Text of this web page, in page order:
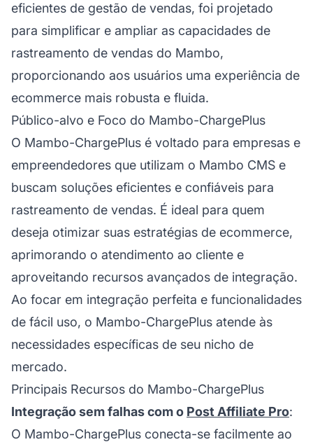
eficientes de gestão de vendas, foi projetado
para simplificar e ampliar as capacidades de
rastreamento de vendas do Mambo,
proporcionando aos usuários uma experiência de
ecommerce mais robusta e fluida.
Público-alvo e Foco do Mambo-ChargePlus
O Mambo-ChargePlus é voltado para empresas e
empreendedores que utilizam o Mambo CMS e
buscam soluções eficientes e confiáveis para
rastreamento de vendas. É ideal para quem
deseja otimizar suas estratégias de ecommerce,
aprimorando o atendimento ao cliente e
aproveitando recursos avançados de integração.
Ao focar em integração perfeita e funcionalidades
de fácil uso, o Mambo-ChargePlus atende às
necessidades específicas de seu nicho de
mercado.
Principais Recursos do Mambo-ChargePlus
Integração sem falhas com o Post Affiliate Pro:
O Mambo-ChargePlus conecta-se facilmente ao